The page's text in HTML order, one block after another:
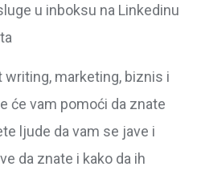
u inboksu na Linkedinu
marketing, biznis i
će vam pomoći da znate
ljude da vam se jave i
da znate i kako da ih